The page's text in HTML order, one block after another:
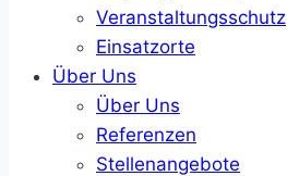
Veranstaltungsschutz
Einsatzorte
Über Uns
Über Uns
Referenzen
Stellenangebote